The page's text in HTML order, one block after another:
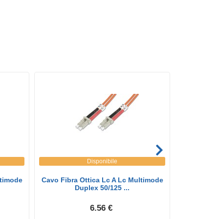
Disponibile
Cavo Fibra Ottica Lc A Lc Multimode
Duplex 50/125 ...
6.56 €